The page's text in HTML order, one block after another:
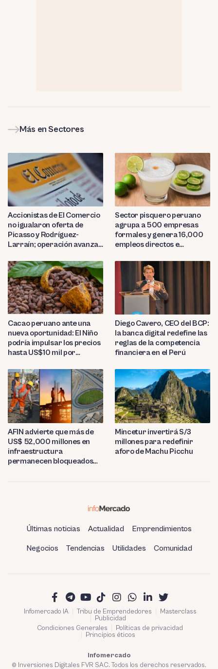
Más en Sectores
Accionistas de El Comercio
no igualaron oferta de
Picasso y Rodríguez-
Larraín; operación avanza
Sector pisquero peruano
agrupa a 500 empresas
formales y genera 16,000
empleos directos e
Cacao peruano ante una
nueva oportunidad: El Niño
podría impulsar los precios
hasta US$10 mil por
Diego Cavero, CEO del BCP:
la banca digital redefine las
reglas de la competencia
financiera en el Perú
AFIN advierte que más de
US$ 52,000 millones en
infraestructura
permanecen bloqueados
Mincetur invertirá S/3
millones para redefinir
aforo de Machu Picchu
Últimas noticias Actualidad Emprendimientos
Negocios Tendencias Utilidades Comunidad
Infomercado IA Tribu de Emprendedores
Masterclass
Publicidad
Condiciones Generales
Políticas de privacidad
Principios éticos
Infomercado
© Inversiones Digitales FVR SAC. Todos los derechos reservados.